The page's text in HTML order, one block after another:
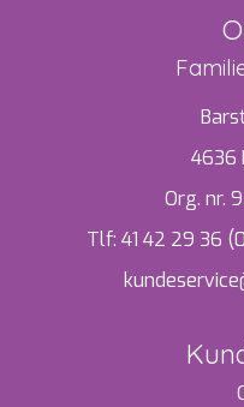
4636
Org. nr.
Tlf: 41 42 29 36